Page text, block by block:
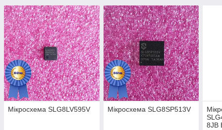
Мікросхема SLG8LV595V Мікросхема SLG8SP513V
8JB